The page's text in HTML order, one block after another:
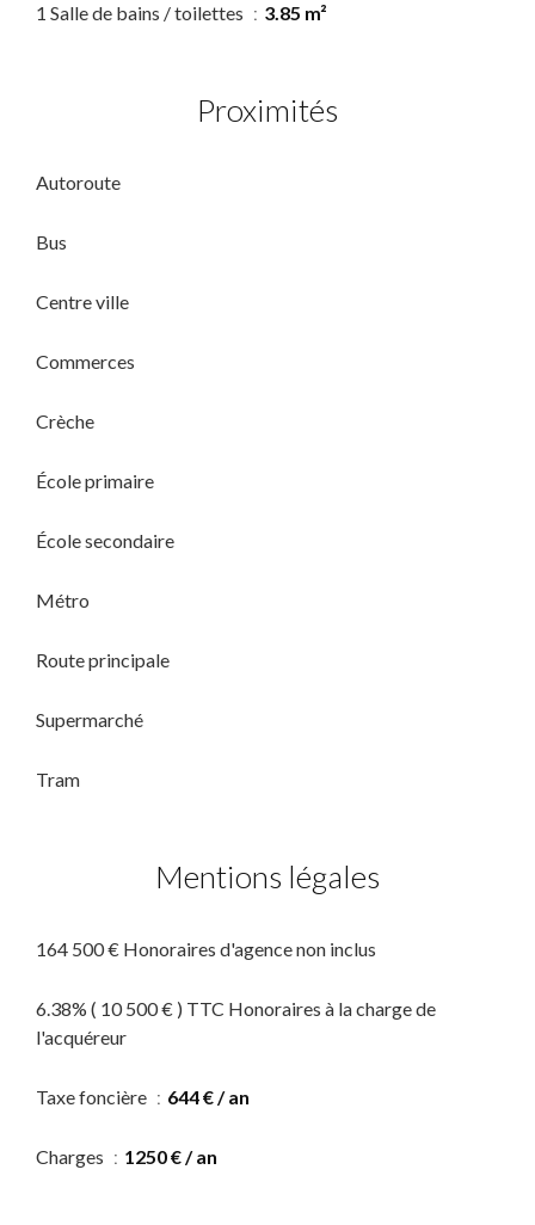
1 Salle de bains / toilettes 3.85 m²
Proximités
Autoroute
Bus
Centre ville
Commerces
Crèche
École primaire
École secondaire
Métro
Route principale
Supermarché
Tram
Mentions légales
164 500 € Honoraires d'agence non inclus
6.38% ( 10 500 € ) TTC Honoraires à la charge de
l'acquéreur
Taxe foncière 644 € / an
Charges 1250 € / an